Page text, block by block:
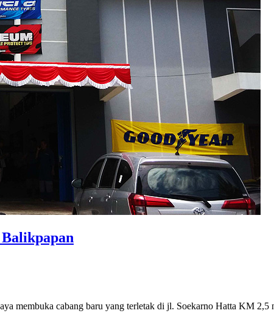
membuka cabang baru yang terletak di jl. Soekarno Hatta KM